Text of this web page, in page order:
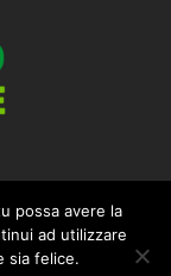
possa avere la
ad utilizzare
sia felice.